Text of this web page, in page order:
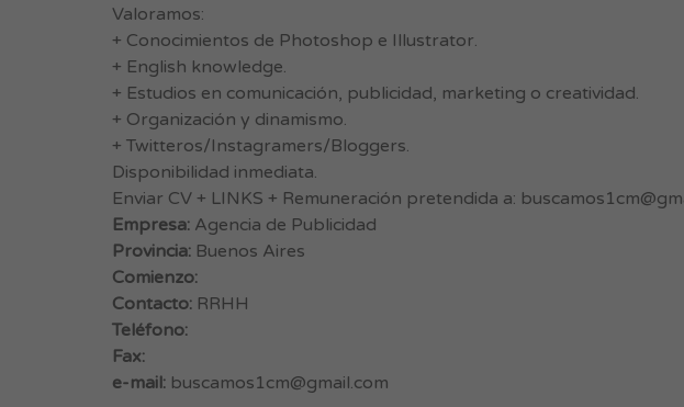
Valoramos:
+ Conocimientos de Photoshop e Illustrator.
+ English knowledge.
+ Estudios en comunicación, publicidad, marketing o creatividad.
+ Organización y dinamismo.
+ Twitteros/Instagramers/Bloggers.
Disponibilidad inmediata.
Enviar CV + LINKS + Remuneración pretendida a:
Empresa: Agencia de Publicidad
Provincia: Buenos Aires
Comienzo:
Contacto: RRHH
Teléfono:
Fax:
e-mail: buscamos1cm@gmail.com